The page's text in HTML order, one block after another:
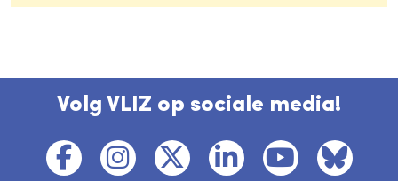
Volg VLIZ op sociale media!